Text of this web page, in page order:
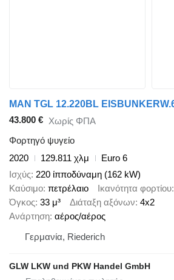
43.800 € Χωρίς ΦΠΑ
Φορτηγό ψυγείο
2020
129.811 χλμ
Euro 6
Ισχύς 220 ίπποδύναμη (162 kW)
Καύσιμο πετρέλαιο Ικανότητα φορτίου
Όγκος 33 μ³ Διάταξη αξόνων 4x2
Ανάρτηση αέρος/αέρος
Γερμανία, Riederich
GLW LKW und PKW Handel GmbH